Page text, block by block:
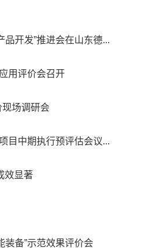
开发”推进会在山东德...
用评价会召开
场调研会
目中期执行预评估会议...
效显著
装备”示范效果评价会